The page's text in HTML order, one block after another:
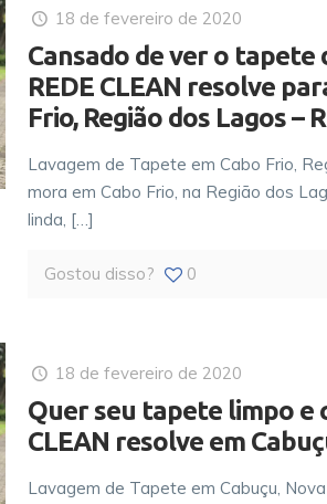
18 de fevereiro de 2020
Cansado de ver o tapete
REDE CLEAN resolve
Frio, Região dos Lagos –
Lavagem de Tapete em Cabo Frio,
mora em Cabo Frio, na Região dos
linda, […]
Gostou disso? 0
18 de fevereiro de 2020
Quer seu tapete limpo e
CLEAN resolve em
Lavagem de Tapete em Cabuçu,